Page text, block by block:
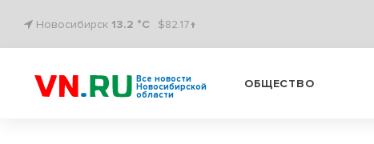
Новосибирск 13.2 °C $82.17↑
Все новости
Новосибирской
области
ОБЩЕСТВО